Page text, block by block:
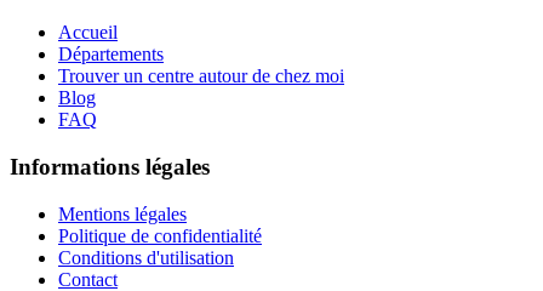
Accueil
Départements
Trouver un centre autour de chez moi
Blog
FAQ
Informations légales
Mentions légales
Politique de confidentialité
Conditions d'utilisation
Contact